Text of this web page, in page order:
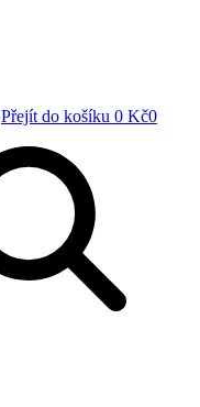
Přejít do košíku 0 Kč0